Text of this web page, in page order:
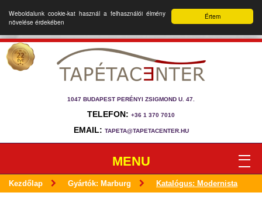
Értem
Weboldalunk cookie-kat használ a felhasználói élmény
növelése érdekében
1047 BUDAPEST PERÉNYI ZSIGMOND U. 47.
TELEFON: +36 1 370 7010
EMAIL: TAPETA@TAPETACENTER.HU
MENU
Kezdőlap Gyártók: Marburg Katalógus: Modernista